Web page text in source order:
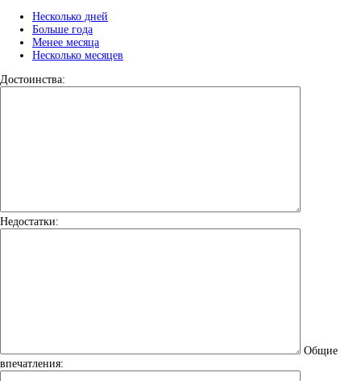
Несколько дней
Больше года
Менее месяца
Несколько месяцев
Достоинства:
Недостатки:
Общие
впечатления: